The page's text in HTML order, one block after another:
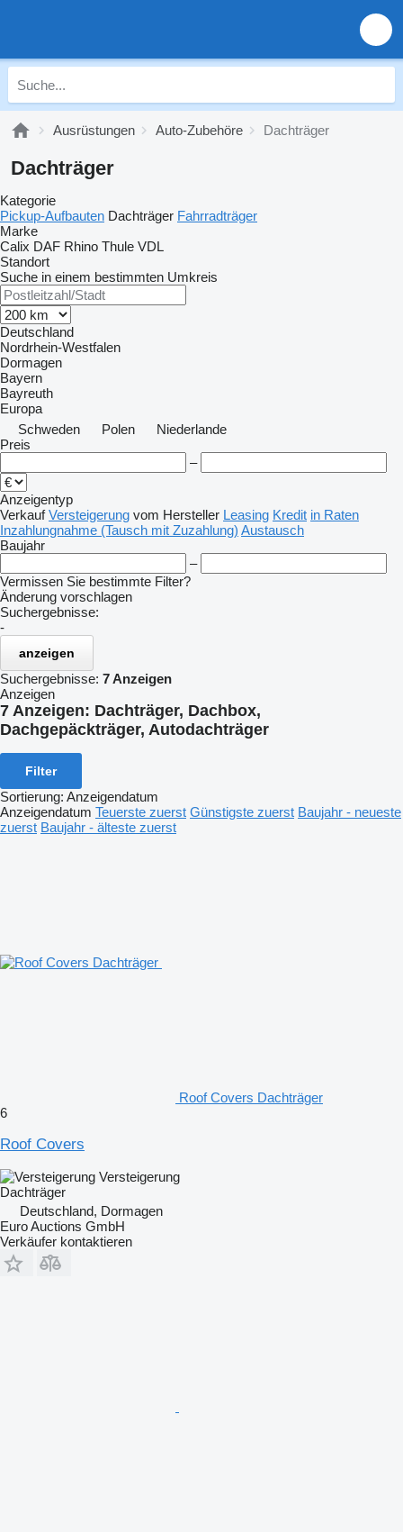
Ausrüstungen Auto-Zubehöre Dachträger
Dachträger
Kategorie
Pickup-Aufbauten Dachträger Fahrradträger
Marke
Calix DAF Rhino Thule VDL
Standort
Suche in einem bestimmten Umkreis
Deutschland
Nordrhein-Westfalen
Dormagen
Bayern
Bayreuth
Europa
Schweden
Polen
Niederlande
Preis
–
Anzeigentyp
Verkauf Versteigerung vom Hersteller Leasing Kredit in Raten
Inzahlungnahme (Tausch mit Zuzahlung) Austausch
Baujahr
–
Vermissen Sie bestimmte Filter?
Änderung vorschlagen
Suchergebnisse:
-
anzeigen
Suchergebnisse: 7 Anzeigen
Anzeigen
7 Anzeigen: Dachträger, Dachbox,
Dachgepäckträger, Autodachträger
Filter
Sortierung: Anzeigendatum
Anzeigendatum Teuerste zuerst Günstigste zuerst Baujahr - neueste
zuerst Baujahr - älteste zuerst
Roof Covers Dachträger
6
Roof Covers
Versteigerung
Dachträger
Deutschland, Dormagen
Euro Auctions GmbH
Verkäufer kontaktieren